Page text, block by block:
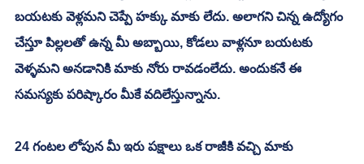
బయటకు వెళ్లమని చెప్పే హక్కు మాకు లేదు. అలాగని చిన్న ఉద్యోగం
చేస్తూ పిల్లలతో ఉన్న మీ అబ్బాయి, కోడలు వాళ్లనూ బయటకు
వెళ్ళమని అనడానికి మాకు నోరు రావడంలేదు. అందుకనే ఈ
సమస్యకు పరిష్కారం మీకే వదిలేస్తున్నాను.
24 గంటల లోపున మీ ఇరు పక్షాలు ఒక రాజీకి వచ్చి మాకు